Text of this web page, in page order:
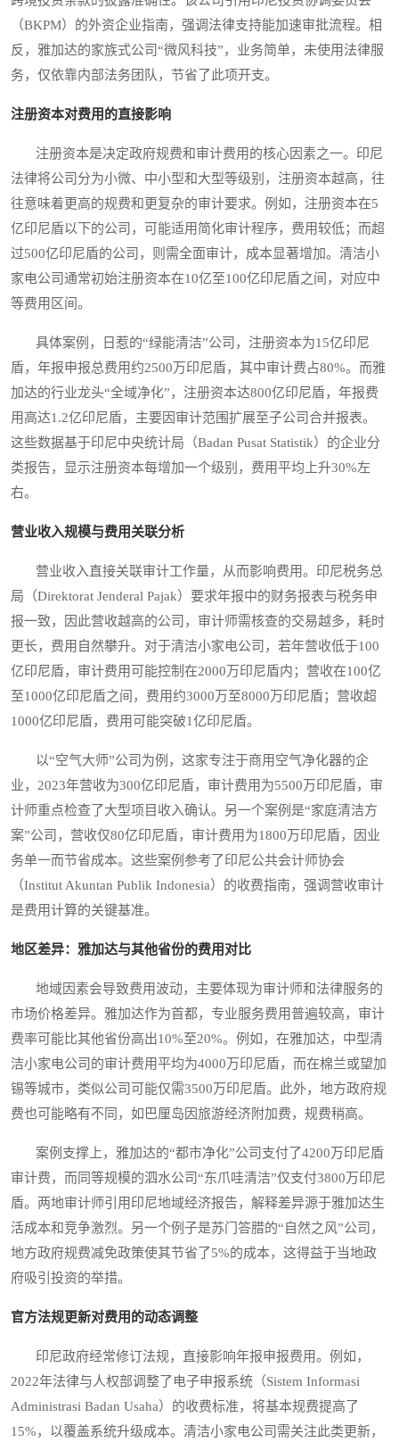
（BKPM）的外资企业指南，强调法律支持能加速审批流程。相
反，雅加达的家族式公司“微风科技”，业务简单，未使用法律服
务，仅依靠内部法务团队，节省了此项开支。
注册资本对费用的直接影响
注册资本是决定政府规费和审计费用的核心因素之一。印尼
法律将公司分为小微、中小型和大型等级别，注册资本越高，往
往意味着更高的规费和更复杂的审计要求。例如，注册资本在5
亿印尼盾以下的公司，可能适用简化审计程序，费用较低；而超
过500亿印尼盾的公司，则需全面审计，成本显著增加。清洁小
家电公司通常初始注册资本在10亿至100亿印尼盾之间，对应中
等费用区间。
具体案例，日惹的“绿能清洁”公司，注册资本为15亿印尼
盾，年报申报总费用约2500万印尼盾，其中审计费占80%。而雅
加达的行业龙头“全域净化”，注册资本达800亿印尼盾，年报费
用高达1.2亿印尼盾，主要因审计范围扩展至子公司合并报表。
这些数据基于印尼中央统计局（Badan Pusat Statistik）的企业分
类报告，显示注册资本每增加一个级别，费用平均上升30%左
右。
营业收入规模与费用关联分析
营业收入直接关联审计工作量，从而影响费用。印尼税务总
局（Direktorat Jenderal Pajak）要求年报中的财务报表与税务申
报一致，因此营收越高的公司，审计师需核查的交易越多，耗时
更长，费用自然攀升。对于清洁小家电公司，若年营收低于100
亿印尼盾，审计费用可能控制在2000万印尼盾内；营收在100亿
至1000亿印尼盾之间，费用约3000万至8000万印尼盾；营收超
1000亿印尼盾，费用可能突破1亿印尼盾。
以“空气大师”公司为例，这家专注于商用空气净化器的企
业，2023年营收为300亿印尼盾，审计费用为5500万印尼盾，审
计师重点检查了大型项目收入确认。另一个案例是“家庭清洁方
案”公司，营收仅80亿印尼盾，审计费用为1800万印尼盾，因业
务单一而节省成本。这些案例参考了印尼公共会计师协会
（Institut Akuntan Publik Indonesia）的收费指南，强调营收审计
是费用计算的关键基准。
地区差异：雅加达与其他省份的费用对比
地域因素会导致费用波动，主要体现为审计师和法律服务的
市场价格差异。雅加达作为首都，专业服务费用普遍较高，审计
费率可能比其他省份高出10%至20%。例如，在雅加达，中型清
洁小家电公司的审计费用平均为4000万印尼盾，而在棉兰或望加
锡等城市，类似公司可能仅需3500万印尼盾。此外，地方政府规
费也可能略有不同，如巴厘岛因旅游经济附加费，规费稍高。
案例支撑上，雅加达的“都市净化”公司支付了4200万印尼盾
审计费，而同等规模的泗水公司“东爪哇清洁”仅支付3800万印尼
盾。两地审计师引用印尼地域经济报告，解释差异源于雅加达生
活成本和竞争激烈。另一个例子是苏门答腊的“自然之风”公司，
地方政府规费减免政策使其节省了5%的成本，这得益于当地政
府吸引投资的举措。
官方法规更新对费用的动态调整
印尼政府经常修订法规，直接影响年报申报费用。例如，
2022年法律与人权部调整了电子申报系统（Sistem Informasi
Administrasi Badan Usaha）的收费标准，将基本规费提高了
15%，以覆盖系统升级成本。清洁小家电公司需关注此类更新，